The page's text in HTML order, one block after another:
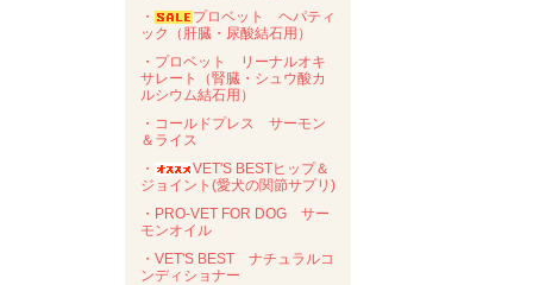
・
プロベット ヘパティ
ック（肝臓・尿酸結石用）
・プロベット リーナルオキ
サレート（腎臓・シュウ酸カ
ルシウム結石用）
・コールドプレス サーモン
＆ライス
・
VET'S BESTヒップ＆
ジョイント(愛犬の関節サプリ)
・PRO-VET FOR DOG サー
モンオイル
・VET'S BEST ナチュラルコ
ンディショナー